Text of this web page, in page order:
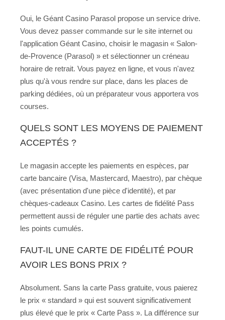
Oui, le Géant Casino Parasol propose un service drive.
Vous devez passer commande sur le site internet ou
l'application Géant Casino, choisir le magasin « Salon-
de-Provence (Parasol) » et sélectionner un créneau
horaire de retrait. Vous payez en ligne, et vous n'avez
plus qu'à vous rendre sur place, dans les places de
parking dédiées, où un préparateur vous apportera vos
courses.
QUELS SONT LES MOYENS DE PAIEMENT
ACCEPTÉS ?
Le magasin accepte les paiements en espèces, par
carte bancaire (Visa, Mastercard, Maestro), par chèque
(avec présentation d'une pièce d'identité), et par
chèques-cadeaux Casino. Les cartes de fidélité Pass
permettent aussi de réguler une partie des achats avec
les points cumulés.
FAUT-IL UNE CARTE DE FIDÉLITÉ POUR
AVOIR LES BONS PRIX ?
Absolument. Sans la carte Pass gratuite, vous paierez
le prix « standard » qui est souvent significativement
plus élevé que le prix « Carte Pass ». La différence sur